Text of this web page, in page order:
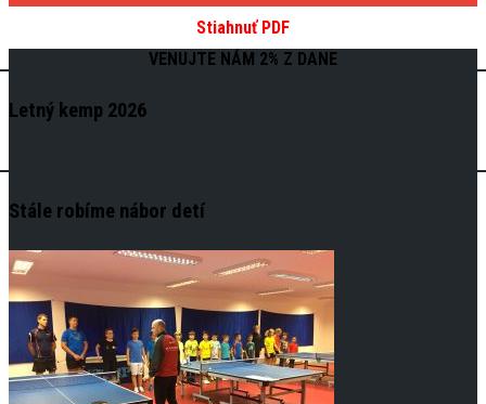
Stiahnuť PDF
VENUJTE NÁM 2% Z DANE
Letný kemp 2026
Stále robíme nábor detí